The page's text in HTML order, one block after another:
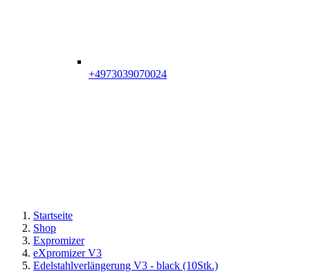
+4973039070024
Startseite
Shop
Expromizer
eXpromizer V3
Edelstahlverlängerung V3 - black (10Stk.)